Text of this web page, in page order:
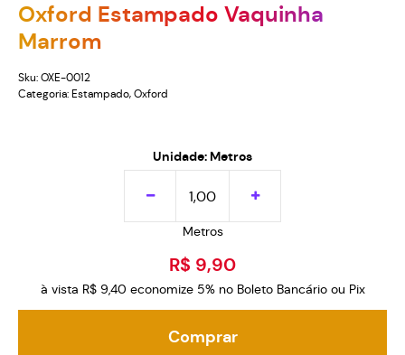
Oxford Estampado Vaquinha
Marrom
Sku: OXE-0012
Categoria: Estampado, Oxford
Unidade: Metros
Metros
R$ 9,90
à vista R$ 9,40 economize 5% no Boleto Bancário ou Pix
Comprar